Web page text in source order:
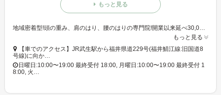
もっと見る
もっと見る
【車でのアクセス】JR武生駅から福井県道229号(福井鯖江線:旧国道8
号線)に向か…
日曜日:10:00〜19:00 最終受付 18:00, 月曜日:10:00〜19:00 最終受付 1
8:00, 火…